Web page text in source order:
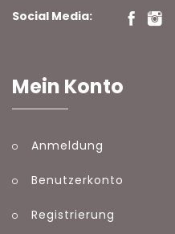
Social Media:
Mein Konto
Anmeldung
Benutzerkonto
Registrierung